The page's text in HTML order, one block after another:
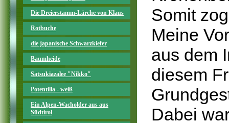
Die Dreierstamm-Lärche von Klaus
Rotbuche
die japanische Schwarzkiefer
Baumheide
Satsukiazalee "Nikko"
Potentilla - weiß
Ein Alpen-Wacholder aus aus
Südtirol
Somit
Meine
aus dem
diesem
Dabei